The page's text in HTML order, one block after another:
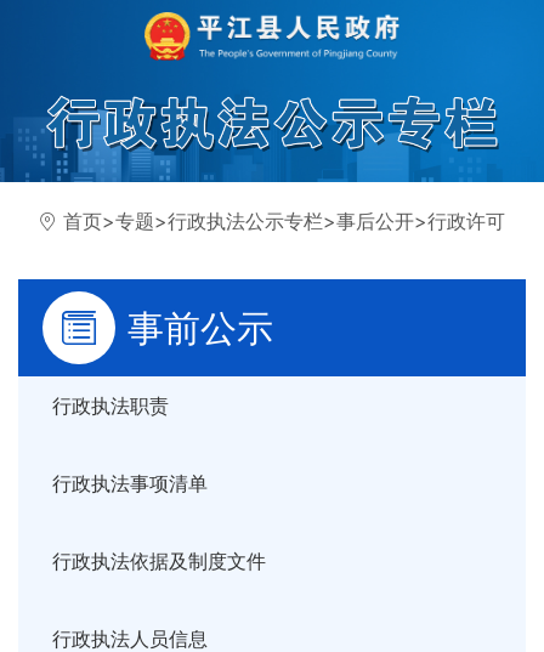
首页>专题>行政执法公示专栏>事后公开>行政许可
事前公示
行政执法职责
行政执法事项清单
行政执法依据及制度文件
行政执法人员信息